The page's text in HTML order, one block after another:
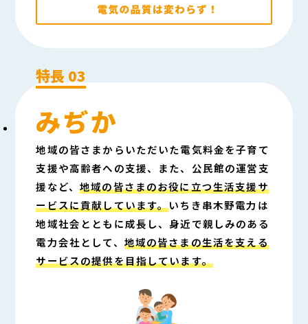
みぢか
地域の皆さまからいただいた電気料金を子育て
支援や高齢者への支援、また、公民館の運営支
援など、地域の皆さまのお役に立つ生活支援サ
ービスに貢献しています。いちき串木野電力は
地域社会とともに成長し、身近で親しみのある
電力会社として、 地域の皆さまの生活を支える
サービスの提供を目指しています。